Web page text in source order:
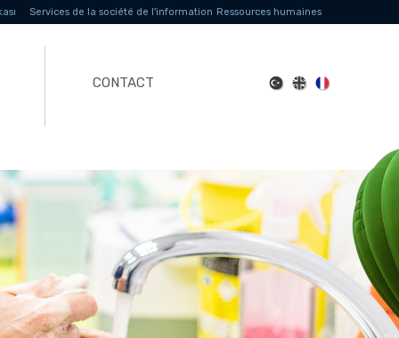
Services de la société de l'information Ressources humaines
CONTACT